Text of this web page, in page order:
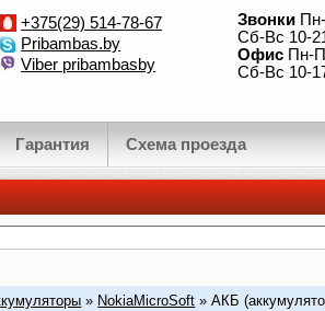
+375(29) 514-78-67
Pribambas.by
Viber pribambasby
Звонки
Сб-Вс 10-
Офис Пн-
Сб-Вс 10-
Гарантия Схема проезда
» NokiaMicroSoft » АКБ